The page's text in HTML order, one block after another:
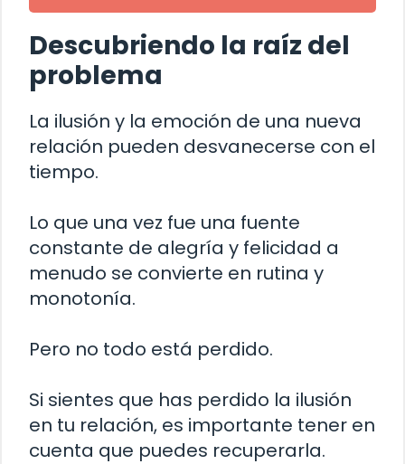
Descubriendo la raíz del
problema
La ilusión y la emoción de una nueva
relación pueden desvanecerse con el
tiempo.
Lo que una vez fue una fuente
constante de alegría y felicidad a
menudo se convierte en rutina y
monotonía.
Pero no todo está perdido.
Si sientes que has perdido la ilusión
en tu relación, es importante tener en
cuenta que puedes recuperarla.